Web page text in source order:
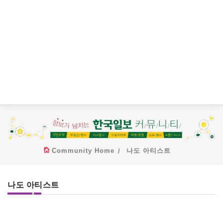
Community Home 나도 아티스트
나도 아티스트